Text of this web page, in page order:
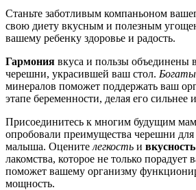
Станьте заботливым компаньоном
свою диету вкусным и полезным
вашему ребенку здоровье и радость.
Гармония вкуса и пользы объединены
черешни, украсившей ваш стол.
минералов поможет поддержать ваш
этапе беременности, делая его сильнее
Присоединитесь к многим будущим
опробовали преимущества черешни для
малыша. Оцените легкость и вкусность
лакомства, которое не только
поможет вашему организму
мощность.